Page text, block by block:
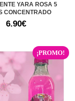
YARA ROSA 5
CONCENTRADO
6.90€
¡PROMO!